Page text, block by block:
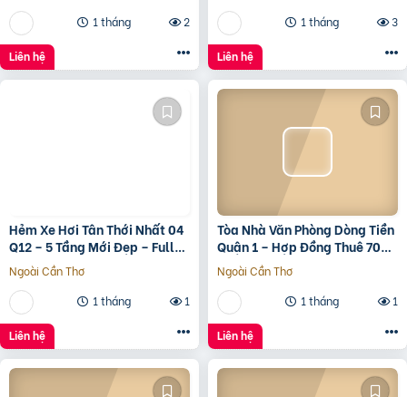
1 tháng
2
Liên hệ
1 tháng
3
Liên hệ
Hẻm Xe Hơi Tân Thới Nhất 04
Q12 – 5 Tầng Mới Đẹp – Full
Nội Thất – Giá 7.3 Tỷ
Ngoài Cần Thơ
1 tháng
1
Liên hệ
Tòa Nhà Văn Phòng Dòng Tiền
Quận 1 – Hợp Đồng Thuê 700
Triệu/Tháng – 490 Tỷ
Ngoài Cần Thơ
1 tháng
1
Liên hệ